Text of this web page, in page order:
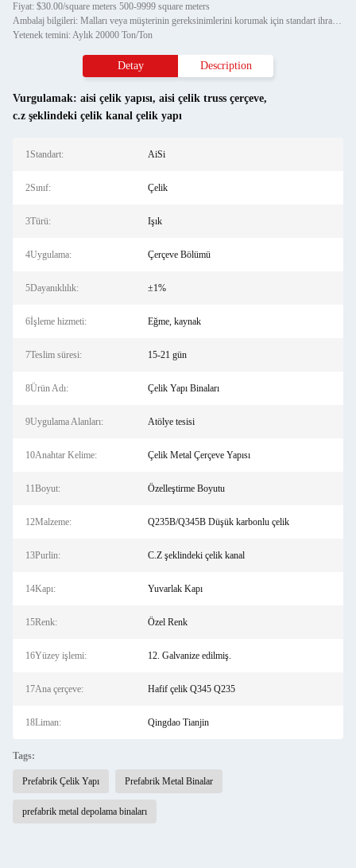
Fiyat: $30.00/square meters 500-9999 square meters
Ambalaj bilgileri: Malları veya müşterinin gereksinimlerini korumak için standart ihracat paketi
Yetenek temini: Aylık 20000 Ton/Ton
Detay Description
Vurgulamak: aisi çelik yapısı, aisi çelik truss çerçeve,
c.z şeklindeki çelik kanal çelik yapı
1Standart: AiSi
2Sınıf: Çelik
3Türü: Işık
4Uygulama: Çerçeve Bölümü
5Dayanıklılık: ±1%
6İşleme hizmeti: Eğme, kaynak
7Teslim süresi: 15-21 gün
8Ürün Adı: Çelik Yapı Binaları
9Uygulama Alanları: Atölye tesisi
10Anahtar Kelime: Çelik Metal Çerçeve Yapısı
11Boyut: Özelleştirme Boyutu
12Malzeme: Q235B/Q345B Düşük karbonlu çelik
13Purlin: C.Z şeklindeki çelik kanal
14Kapı: Yuvarlak Kapı
15Renk: Özel Renk
16Yüzey işlemi: 12. Galvanize edilmiş.
17Ana çerçeve: Hafif çelik Q345 Q235
18Liman: Qingdao Tianjin
Tags:
Prefabrik Çelik Yapı Prefabrik Metal Binalar
prefabrik metal depolama binaları